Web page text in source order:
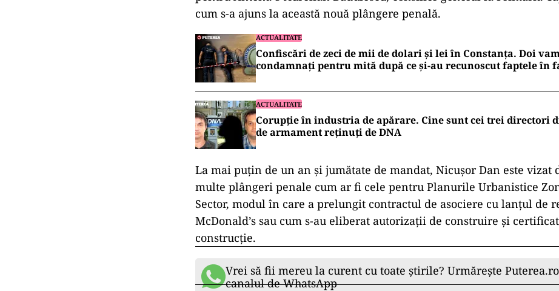
cum s-a ajuns la această nouă plângere penală.
ACTUALITATE
Confiscări de zeci de mii de dolari și lei în Constanța. Doi
condamnați pentru mită după ce și-au recunoscut faptele în
ACTUALITATE
Corupție în industria de apărare. Cine sunt cei trei directori
de armament reținuți de DNA
La mai puțin de un an și jumătate de mandat, Nicușor Dan este vizat
multe plângeri penale cum ar fi cele pentru Planurile Urbanistice
Sector, modul în care a prelungit contractul de asociere cu lanțul de
McDonald’s sau cum s-au eliberat autorizații de construire şi
construcție.
Vrei să fii mereu la curent cu toate știrile? Urmărește
canalul de WhatsApp